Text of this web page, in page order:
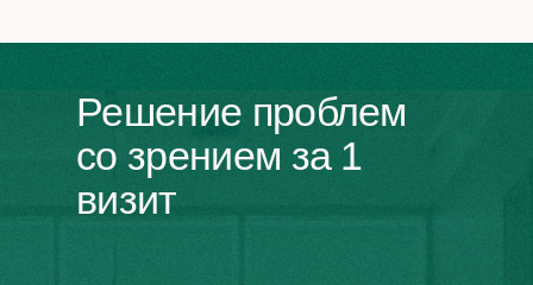
Решение проблем
со зрением за 1
визит